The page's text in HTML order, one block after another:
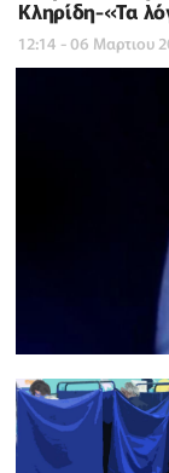
Κληρίδη-«Τα
12:14 - 06 Μαρτιου